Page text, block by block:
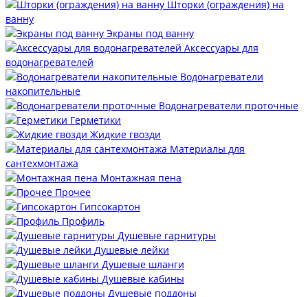
Шторки (ограждения) на
ванну
Экраны под ванну
Аксессуары для
водонагревателей
Водонагреватели
накопительные
Водонагреватели проточные
Герметики
Жидкие гвозди
Материалы для
сантехмонтажа
Монтажная пена
Прочее
Гипсокартон
Профиль
Душевые гарнитуры
Душевые лейки
Душевые шланги
Душевые кабины
Душевые поддоны